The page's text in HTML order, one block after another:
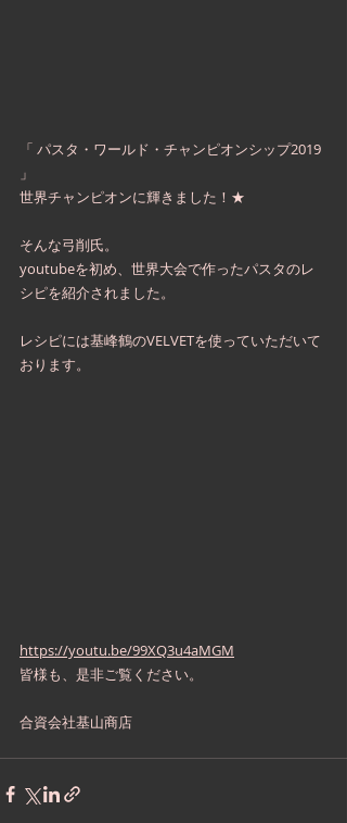
「 パスタ・ワールド・チャンピオンシップ2019
」
世界チャンピオンに輝きました！★
そんな弓削氏。
youtubeを初め、世界大会で作ったパスタのレ
シピを紹介されました。
レシピには基峰鶴のVELVETを使っていただいて
おります。
https://youtu.be/99XQ3u4aMGM
皆様も、是非ご覧ください。
合資会社基山商店